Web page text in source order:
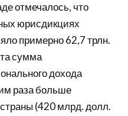
отмечалось, что
юрисдикциях
примерно 62,7 трлн.
сумма
дохода
раза больше
(420 млрд. долл.